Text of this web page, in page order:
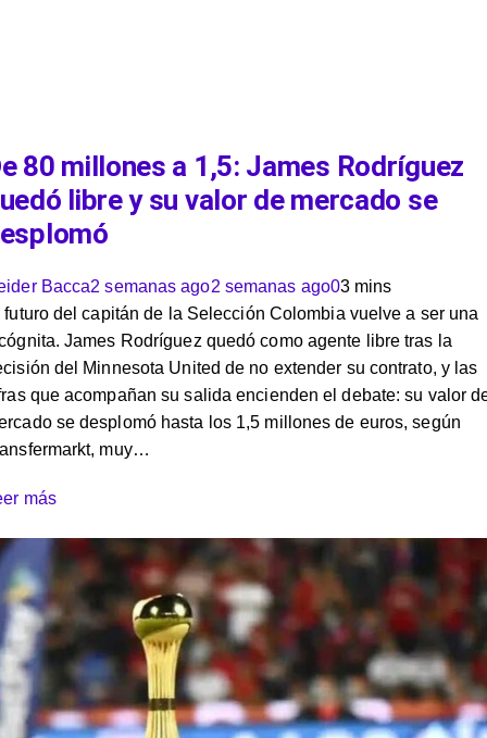
80 millones a 1,5: James Rodríguez
libre y su valor de mercado se
Bacca2 semanas ago2 semanas ago03 mins
futuro del capitán de la Selección Colombia vuelve a ser una
James Rodríguez quedó como agente libre tras la
del Minnesota United de no extender su contrato, y las
que acompañan su salida encienden el debate: su valor
se desplomó hasta los 1,5 millones de euros, según
muy…
más